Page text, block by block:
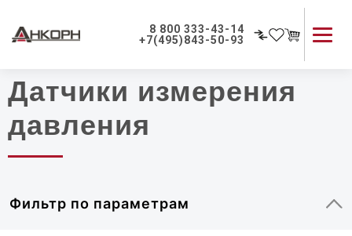
8 800 333-43-14
+7(495)843-50-93
Главная| Каталог
Датчики измерения
давления
Фильтр по параметрам